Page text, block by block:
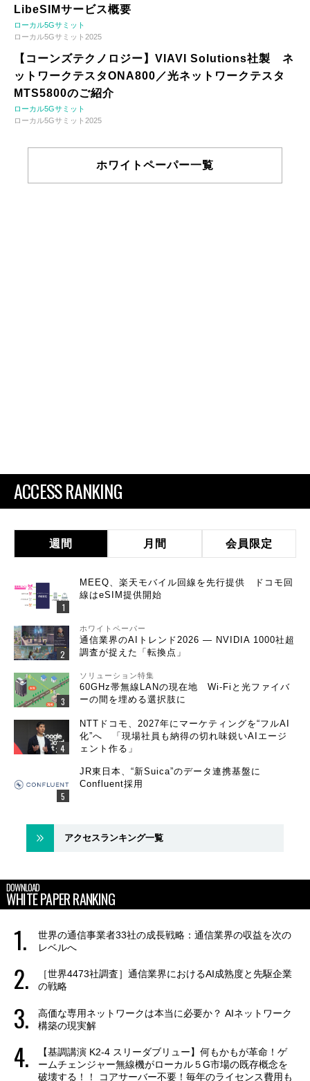
LibeSIMサービス概要
ローカル5Gサミット
ローカル5Gサミット2025
【コーンズテクノロジー】VIAVI Solutions社製 ネ
ットワークテスタONA800／光ネットワークテスタ
MTS5800のご紹介
ローカル5Gサミット
ローカル5Gサミット2025
ホワイトペーパー一覧
ACCESS RANKING
週間 月間 会員限定
MEEQ、楽天モバイル回線を先行提供 ドコモ回
線はeSIM提供開始
ホワイトペーパー
通信業界のAIトレンド2026 ― NVIDIA 1000社超
調査が捉えた「転換点」
ソリューション特集
60GHz帯無線LANの現在地 Wi-Fiと光ファイバ
ーの間を埋める選択肢に
NTTドコモ、2027年にマーケティングを“フルAI
化”へ 「現場社員も納得の切れ味鋭いAIエージ
ェント作る」
JR東日本、“新Suica”のデータ連携基盤に
Confluent採用
アクセスランキング一覧
DOWNLOAD
WHITE PAPER RANKING
世界の通信事業者33社の成長戦略：通信業界の収益を次の
レベルへ
［世界4473社調査］通信業界におけるAI成熟度と先駆企業
の戦略
高価な専用ネットワークは本当に必要か？ AIネットワーク
構築の現実解
【基調講演 K2-4 スリーダブリュー】何もかもが革命！ゲ
ームチェンジャー無線機がローカル５G市場の既存概念を
破壊する！！ コアサーバー不要！毎年のライセンス費用も